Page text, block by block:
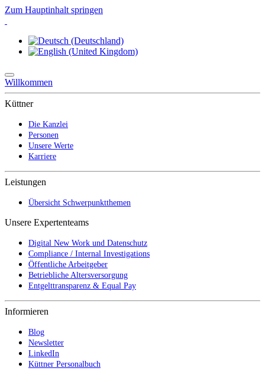
Zum Hauptinhalt springen
Willkommen
Küttner
Die Kanzlei
Personen
Unsere Werte
Karriere
Leistungen
Übersicht Schwerpunktthemen
Unsere Expertenteams
Digital New Work und Datenschutz
Compliance / Internal Investigations
Öffentliche Arbeitgeber
Betriebliche Altersversorgung
Entgelttransparenz & Equal Pay
Informieren
Blog
Newsletter
LinkedIn
Küttner Personalbuch